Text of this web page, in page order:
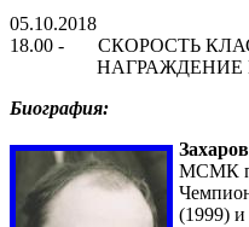
05.10.2018
18.00 - СКОРОСТЬ
НАГРАЖДЕНИЕ
Биография:
МСМК
(1999)